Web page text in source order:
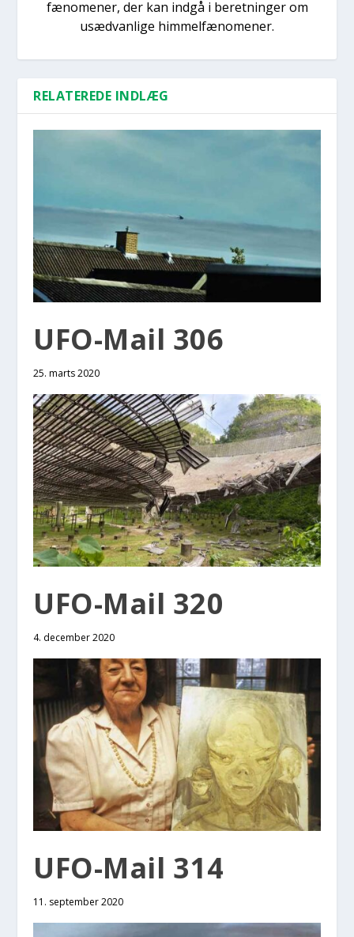
fænomener, der kan indgå i beretninger om
usædvanlige himmelfænomener.
RELATEREDE INDLÆG
UFO-Mail 306
25. marts 2020
UFO-Mail 320
4. december 2020
UFO-Mail 314
11. september 2020